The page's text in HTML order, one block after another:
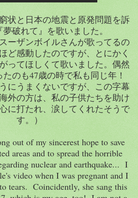
状と日本の地震と原発問題を訴
破れて』を歌いました。
ーザンボイルさんが歌ってるの
ど感動したのですが、とにかく
ってほしくて歌いました。偶然
のも47歳の時で私も同じ年！
にうまくないですが、この字幕
外の方は、私の子供たちを助け
に打たれ、涙してくれたそうで
す。）
out of my sincerest hope to save
areas and to spread the horrible
nuclear and earthquake... I
video when I was pregnant and I
tears. Coincidently, she sang this